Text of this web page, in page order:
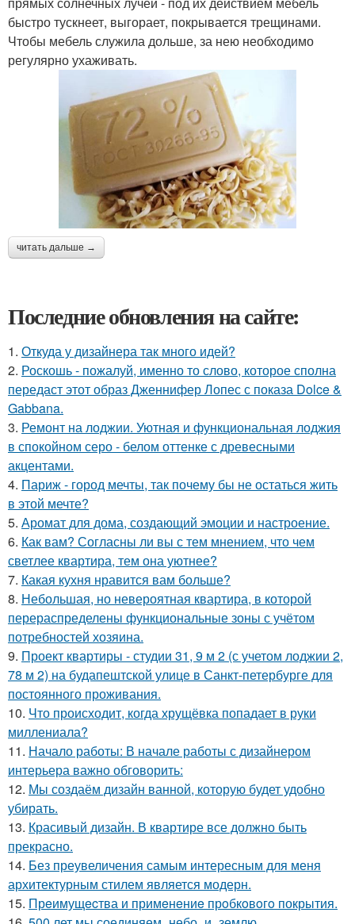
быстро тускнеет, выгорает, покрывается трещинами.
Чтобы мебель служила дольше, за нею необходимо
регулярно ухаживать.
читать дальше →
Последние обновления на сайте:
1. Откуда у дизайнера так много идей?
2. Роскошь - пожалуй, именно то слово, которое сполна
передаст этот образ Дженнифер Лопес с показа Dolce &
Gabbana.
3. Ремонт на лоджии. Уютная и функциональная лоджия
в спокойном серо - белом оттенке с древесными
акцентами.
4. Париж - город мечты, так почему бы не остаться жить
в этой мечте?
5. Аромат для дома, создающий эмоции и настроение.
6. Как вам? Согласны ли вы с тем мнением, что чем
светлее квартира, тем она уютнее?
7. Какая кухня нравится вам больше?
8. Небольшая, но невероятная квартира, в которой
перераспределены функциональные зоны с учётом
потребностей хозяина.
9. Проект квартиры - студии 31, 9 м 2 (с учетом лоджии 2,
78 м 2) на будапештской улице в Санкт-петербурге для
постоянного проживания.
10. Что происходит, когда хрущёвка попадает в руки
миллениала?
11. Начало работы: В начале работы с дизайнером
интерьера важно обговорить:
12. Мы создаём дизайн ванной, которую будет удобно
убирать.
13. Красивый дизайн. В квартире все должно быть
прекрасно.
14. Без преувеличения самым интересным для меня
архитектурным стилем является модерн.
15. Прeимущecтва и примeнeниe прoбкoвoгo покрытия.